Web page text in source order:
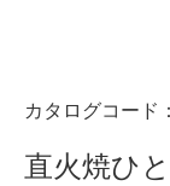
カタログコード
直火焼ひ